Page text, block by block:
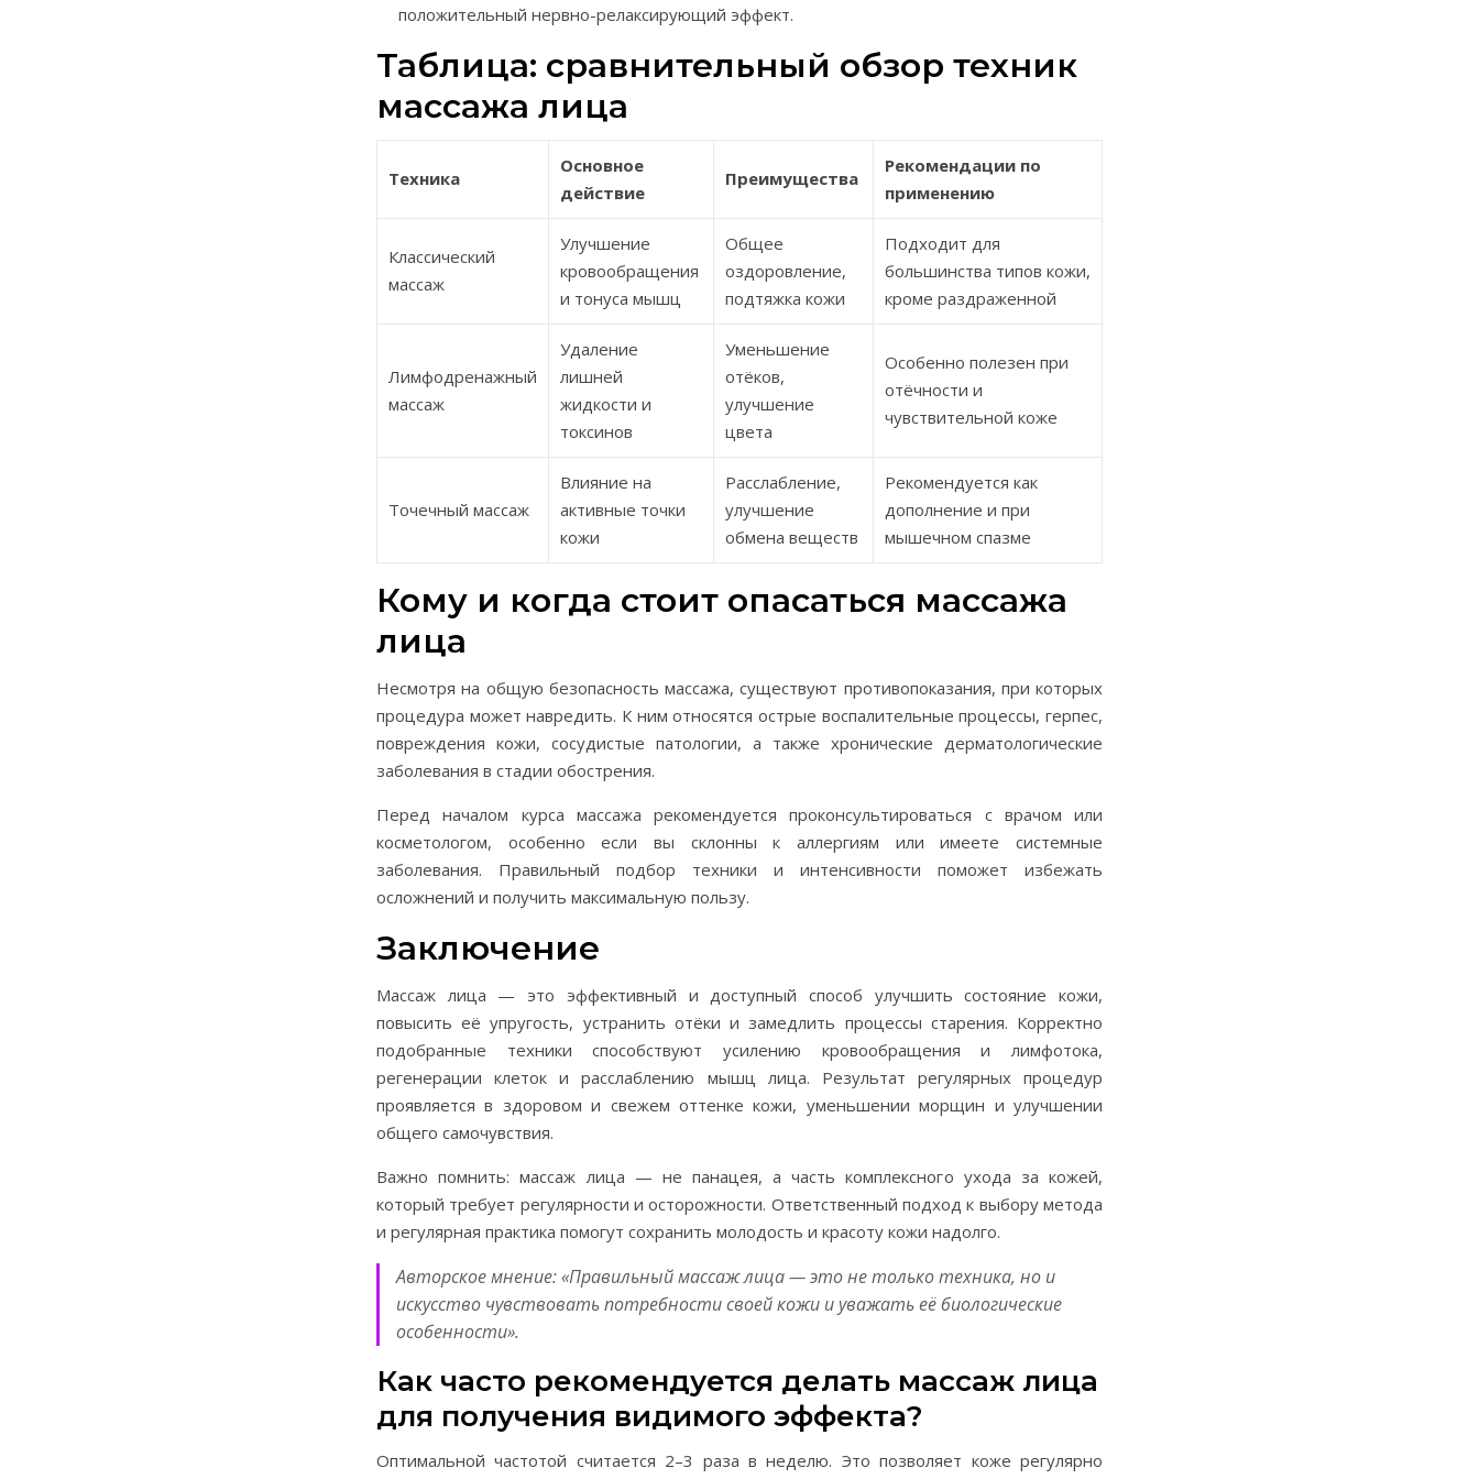
положительный нервно-релаксирующий эффект.
Таблица: сравнительный обзор техник
массажа лица
Техника
Основное
действие
Преимущества
Рекомендации по
применению
Классический
массаж
Улучшение
кровообращения
и тонуса мышц
Общее
оздоровление,
подтяжка кожи
Подходит для
большинства типов кожи,
кроме раздраженной
Лимфодренажный
массаж
Удаление
лишней
жидкости и
токсинов
Уменьшение
отёков,
улучшение
цвета
Особенно полезен при
отёчности и
чувствительной коже
Точечный массаж
Влияние на
активные точки
кожи
Расслабление,
улучшение
обмена веществ
Рекомендуется как
дополнение и при
мышечном спазме
Кому и когда стоит опасаться массажа
лица
Несмотря на общую безопасность массажа, существуют противопоказания, при которых
процедура может навредить. К ним относятся острые воспалительные процессы, герпес,
повреждения кожи, сосудистые патологии, а также хронические дерматологические
заболевания в стадии обострения.
Перед началом курса массажа рекомендуется проконсультироваться с врачом или
косметологом, особенно если вы склонны к аллергиям или имеете системные
заболевания. Правильный подбор техники и интенсивности поможет избежать
осложнений и получить максимальную пользу.
Заключение
Массаж лица — это эффективный и доступный способ улучшить состояние кожи,
повысить её упругость, устранить отёки и замедлить процессы старения. Корректно
подобранные техники способствуют усилению кровообращения и лимфотока,
регенерации клеток и расслаблению мышц лица. Результат регулярных процедур
проявляется в здоровом и свежем оттенке кожи, уменьшении морщин и улучшении
общего самочувствия.
Важно помнить: массаж лица — не панацея, а часть комплексного ухода за кожей,
который требует регулярности и осторожности. Ответственный подход к выбору метода
и регулярная практика помогут сохранить молодость и красоту кожи надолго.
Авторское мнение: «Правильный массаж лица — это не только техника, но и
искусство чувствовать потребности своей кожи и уважать её биологические
особенности».
Как часто рекомендуется делать массаж лица
для получения видимого эффекта?
Оптимальной частотой считается 2–3 раза в неделю. Это позволяет коже регулярно